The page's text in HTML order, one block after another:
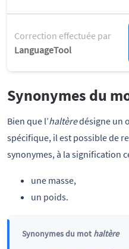
Correction effectuée par
LanguageTool
Synonymes du
Bien que l’haltèredésigne un
spécifique, il est possible de
synonymes, à la signification
une masse,
un poids.
Synonymes du mot haltère